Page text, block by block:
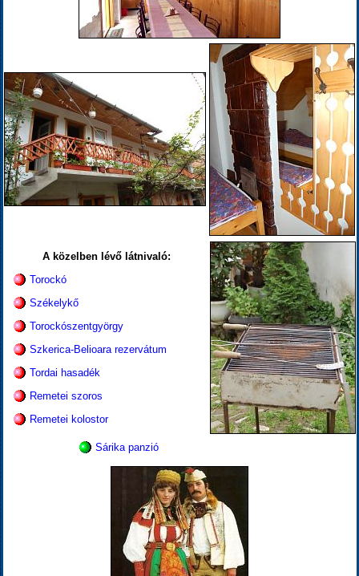
A közelben lévő látnivaló:
Torockó
Székelykő
Torockószentgyörgy
Szkerica-Belioara rezervátum
Tordai hasadék
Remetei szoros
Remetei kolostor
Sárika panzió